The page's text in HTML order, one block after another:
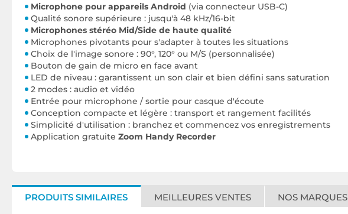
Microphone pour appareils Android (via connecteur USB-C)
Qualité sonore supérieure : jusqu'à 48 kHz/16-bit
Microphones stéréo Mid/Side de haute qualité
Microphones pivotants pour s'adapter à toutes les situations
Choix de l'image sonore : 90°, 120° ou M/S (personnalisée)
Bouton de gain de micro en face avant
LED de niveau : garantissent un son clair et bien défini sans saturation
2 modes : audio et vidéo
Entrée pour microphone / sortie pour casque d'écoute
Conception compacte et légère : transport et rangement facilités
Simplicité d'utilisation : branchez et commencez vos enregistrements
Application gratuite Zoom Handy Recorder
PRODUITS SIMILAIRES MEILLEURES VENTES NOS MARQUES